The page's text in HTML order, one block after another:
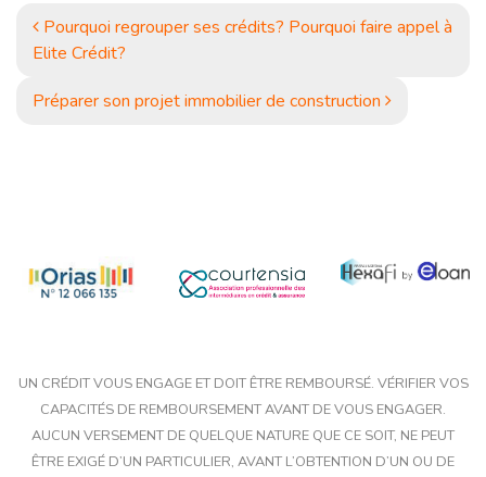
NAVIGATION
Pourquoi regrouper ses crédits? Pourquoi faire appel à
Elite Crédit?
Préparer son projet immobilier de construction
UN CRÉDIT VOUS ENGAGE ET DOIT ÊTRE REMBOURSÉ. VÉRIFIER VOS
CAPACITÉS DE REMBOURSEMENT AVANT DE VOUS ENGAGER.
AUCUN VERSEMENT DE QUELQUE NATURE QUE CE SOIT, NE PEUT
ÊTRE EXIGÉ D’UN PARTICULIER, AVANT L’OBTENTION D’UN OU DE